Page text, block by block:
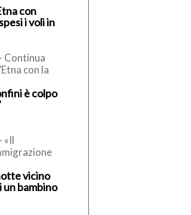
con
i voli in
Continua
con la
L’Istituto
[…]
è colpo
«Il
di
[…]
vicino
un bambino